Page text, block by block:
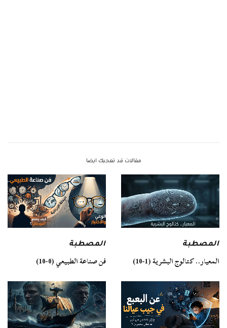
مقالات قد تعجبك ايضا
المصطبة
المعيار.. كتالوج البشرية (1-10)
المصطبة
فن صناعة الطبيعي (0-10)